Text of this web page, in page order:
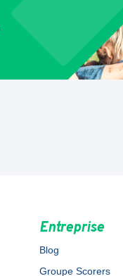
Entreprise
Blog
Groupe Scorers